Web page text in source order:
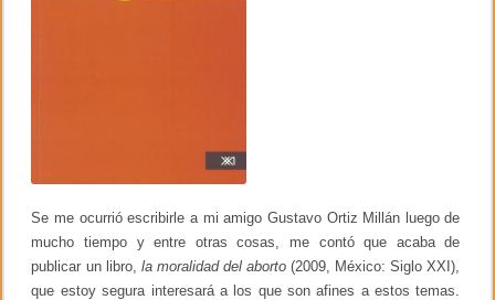
Se me ocurrió escribirle a mi amigo Gustavo Ortiz Millán luego de
mucho tiempo y entre otras cosas, me contó que acaba de
publicar un libro, la moralidad del aborto (2009, México: Siglo XXI),
que estoy segura interesará a los que son afines a estos temas.